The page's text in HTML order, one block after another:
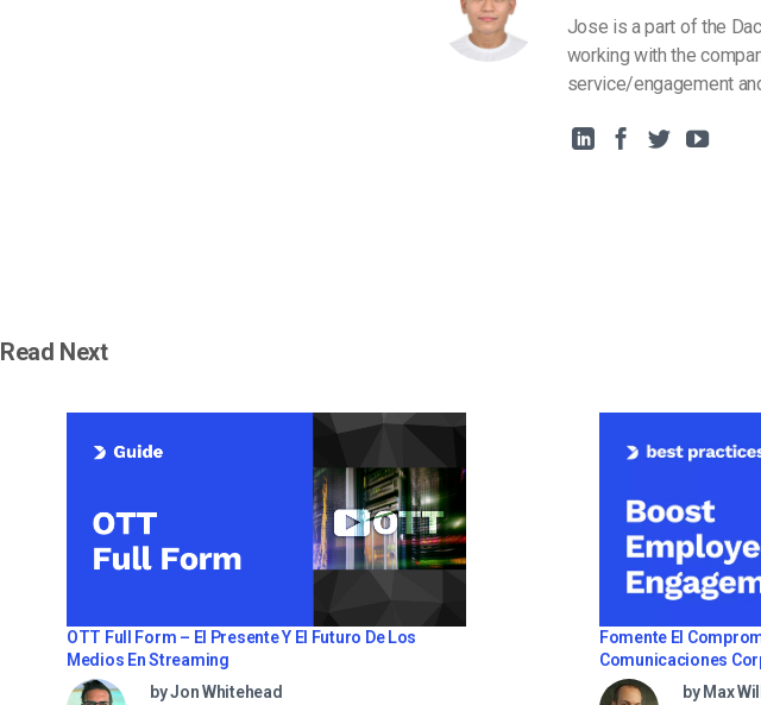
Jose is a part of the
working with the
service/engagement
Read Next
OTT Full Form – El Presente Y El Futuro De Los
Medios En Streaming
by Jon Whitehead
Fomente El
Comunicaciones
by Max